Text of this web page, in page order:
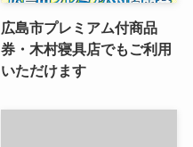
広島市プレミアム付商品
券・木村寝具店でもご利用
いただけます